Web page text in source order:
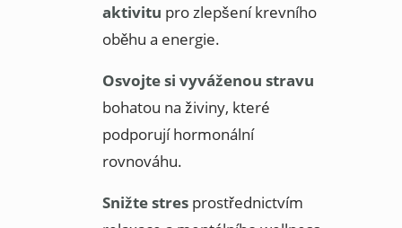
aktivitu pro zlepšení krevního
oběhu a energie.
Osvojte si vyváženou stravu
bohatou na živiny, které
podporují hormonální
rovnováhu.
Snižte stres prostřednictvím